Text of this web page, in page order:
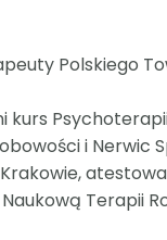
Polskiego
kurs
i Nerwic
Terapii